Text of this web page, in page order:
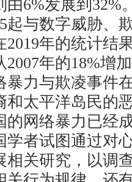
6%发展到32%
起与数字威胁、
年的统计结
年的18%增
力与欺凌事件
和太平洋岛民的
的网络暴力已经
学者试图通过对
相关研究，以调